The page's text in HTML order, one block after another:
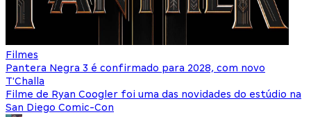
Filmes
Pantera Negra 3 é confirmado para 2028, com novo
T'Challa
Filme de Ryan Coogler foi uma das novidades do estúdio na
San Diego Comic-Con